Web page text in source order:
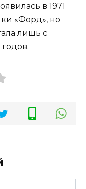
в 1971
«Форд», но
лишь с